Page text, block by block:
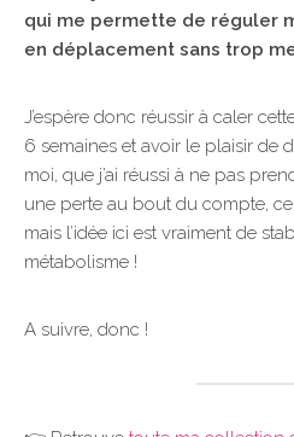
qui me permette de réguler
en déplacement sans trop
J’espère donc réussir à caler
6 semaines et avoir le plaisir de
moi, que j’ai réussi à ne pas
une perte au bout du compte,
mais l’idée ici est vraiment de
métabolisme !
A suivre, donc !